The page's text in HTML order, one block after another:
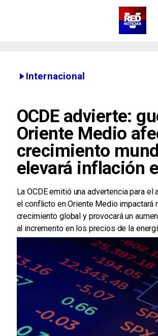
Internacional
OCDE advierte:
Oriente Medio
crecimiento
elevará inflación
La OCDE emitió una advertencia para el
el conflicto en Oriente Medio impactará
crecimiento global y provocará un
al incremento en los precios de la